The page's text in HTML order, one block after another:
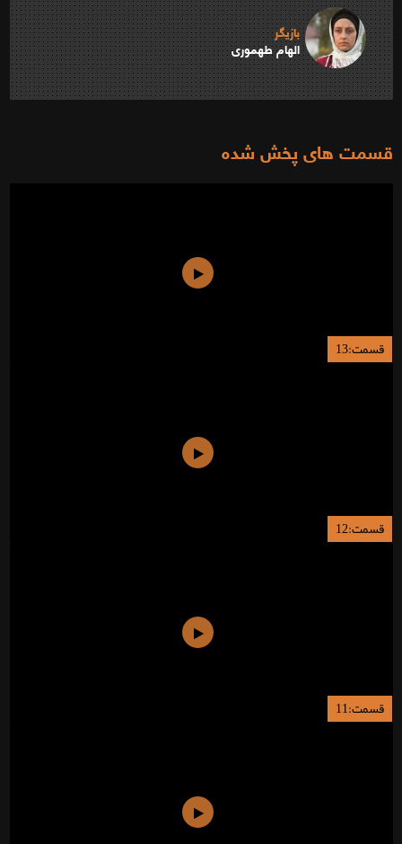
بازیگر
الهام طهموری
قسمت های پخش شده
قسمت:13
قسمت:12
قسمت:11